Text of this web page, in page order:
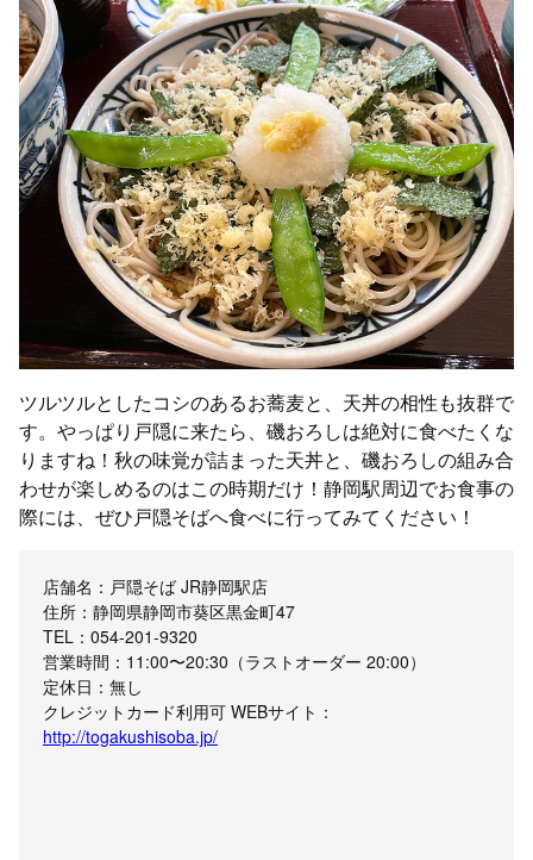
ツルツルとしたコシのあるお蕎麦と、天丼の相性も抜群で
す。やっぱり戸隠に来たら、磯おろしは絶対に食べたくな
りますね！秋の味覚が詰まった天丼と、磯おろしの組み合
わせが楽しめるのはこの時期だけ！静岡駅周辺でお食事の
際には、ぜひ戸隠そばへ食べに行ってみてください！
店舗名：戸隠そば JR静岡駅店
住所：静岡県静岡市葵区黒金町47
TEL：054-201-9320
営業時間：11:00〜20:30（ラストオーダー 20:00）
定休日：無し
クレジットカード利用可 WEBサイト：
http://togakushisoba.jp/